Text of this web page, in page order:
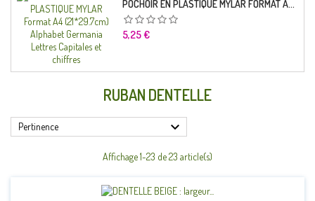
POCHOIR EN PLASTIQUE MYLAR FORMAT A4 (21*29.7CM) ALPHABET GERMANICA LETTRES CAPITALES ET CHIFFRES
Prix
5,25 €
RUBAN DENTELLE
Pertinence 
Affichage 1-23 de 23 article(s)